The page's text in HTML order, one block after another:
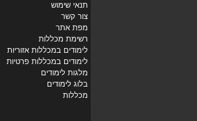
תנאי שימוש
צור קשר
מפת אתר
רשימת מכללות
לימודים במכללות אזוריות
לימודים במכללות פרטיות
מלגות לימודים
בלוג לימודים
מכללות